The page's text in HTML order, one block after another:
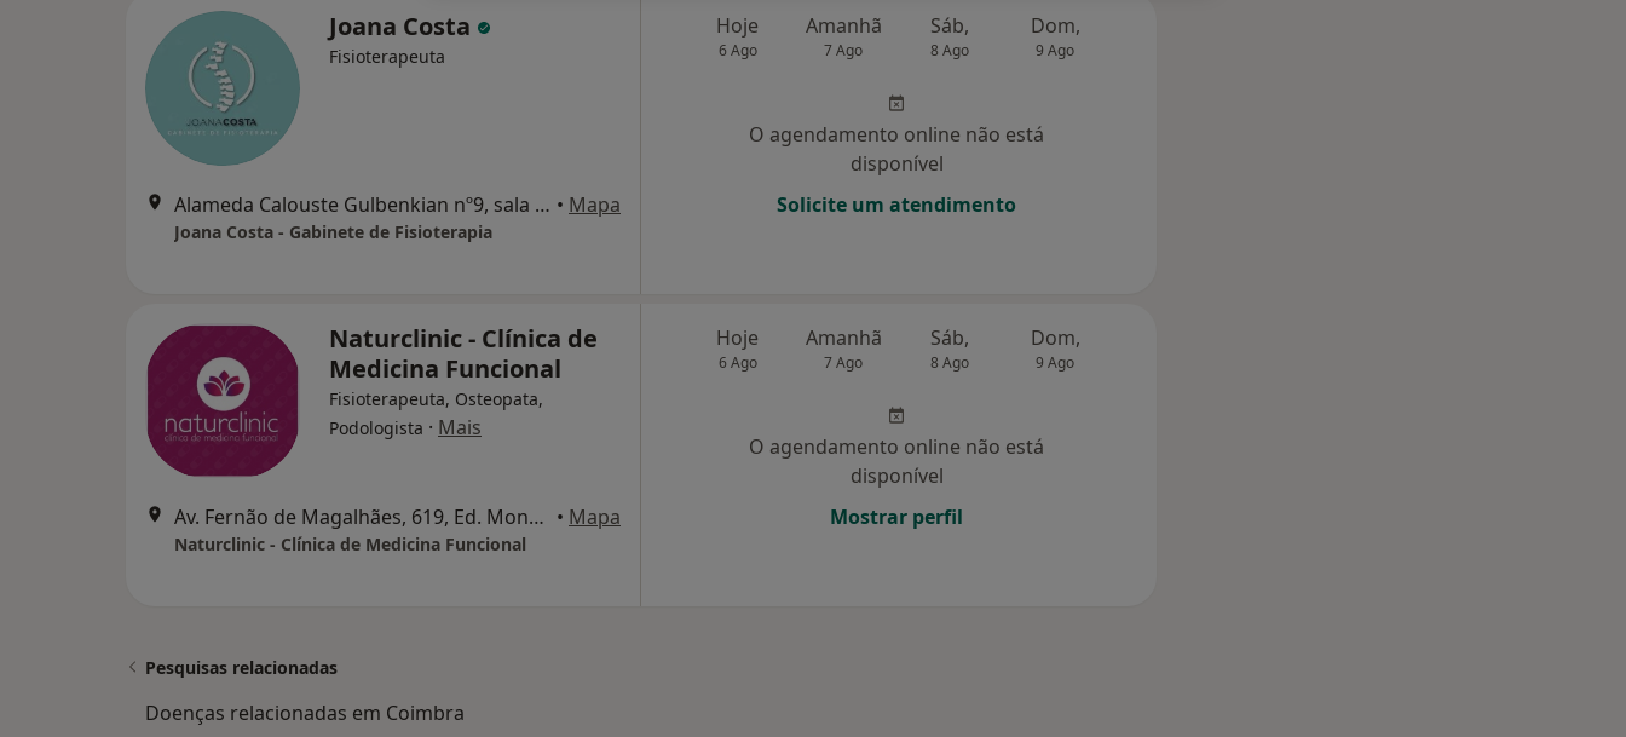
Joana Costa
Fisioterapeuta
Alameda Calouste Gulbenkian nº9, sala 35, Coimbra • Mapa
Joana Costa - Gabinete de Fisioterapia
Hoje
6 Ago
Amanhã
7 Ago
Sáb,
8 Ago
Dom,
9 Ago
O agendamento online não está
disponível
Solicite um atendimento
Naturclinic - Clínica de
Medicina Funcional
Fisioterapeuta, Osteopata,
Podologista · Mais
Av. Fernão de Magalhães, 619, Ed. Mondego (1º Piso, Sala 1.23), Coimbra • Mapa
Naturclinic - Clínica de Medicina Funcional
Hoje
6 Ago
Amanhã
7 Ago
Sáb,
8 Ago
Dom,
9 Ago
O agendamento online não está
disponível
Mostrar perfil
Pesquisas relacionadas
Doenças relacionadas em Coimbra